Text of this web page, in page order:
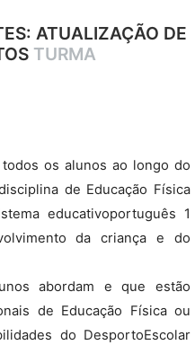
ATUALIZAÇÃO DE
TURMA
os alunos ao longo do
de Educação Física
educativoportuguês 1
da criança e do
abordam e que estão
de Educação Física ou
do DesportoEscolar